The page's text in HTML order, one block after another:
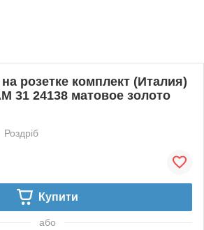
розетке комплект (Италия)
31 24138 матовое золото
Роздріб
Купити
або